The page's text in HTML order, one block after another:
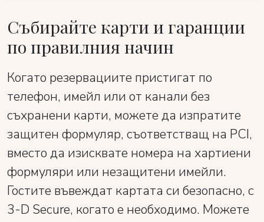
Събирайте карти и гаранции
по правилния начин
Когато резервациите пристигат по
телефон, имейл или от канали без
съхранени карти, можете да изпратите
защитен формуляр, съответстващ на PCI,
вместо да изисквате номера на хартиени
формуляри или незащитени имейли.
Гостите въвеждат картата си безопасно, с
3-D Secure, когато е необходимо. Можете